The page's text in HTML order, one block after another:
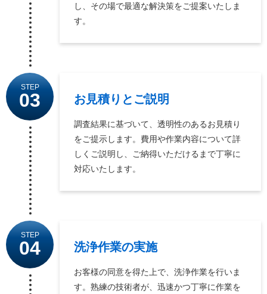
し、その場で最適な解決策をご提案いたしま
す。
STEP
03 お見積りとご説明
調査結果に基づいて、透明性のあるお見積り
をご提示します。費用や作業内容について詳
しくご説明し、ご納得いただけるまで丁寧に
対応いたします。
STEP
04 洗浄作業の実施
お客様の同意を得た上で、洗浄作業を行いま
す。熟練の技術者が、迅速かつ丁寧に作業を